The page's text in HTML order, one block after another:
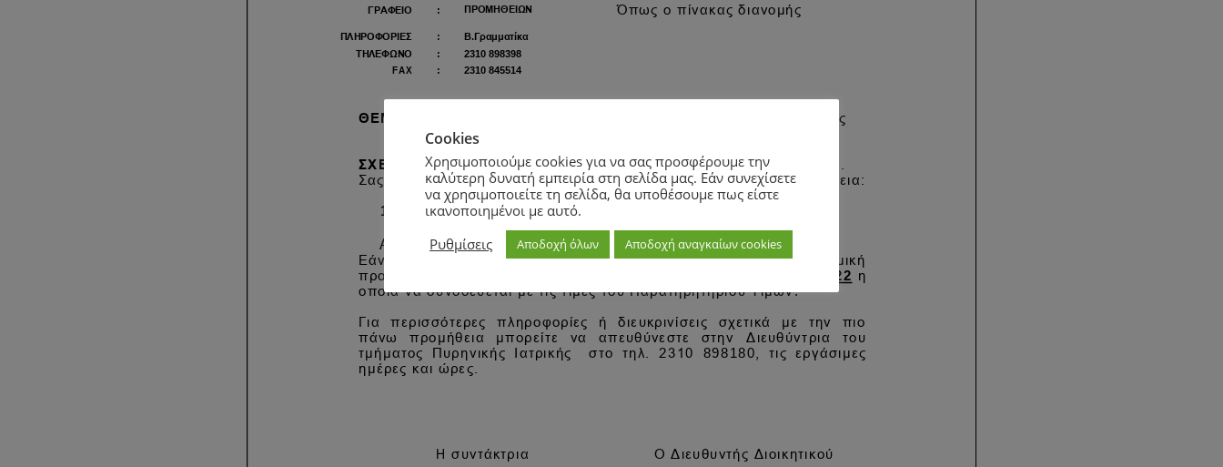
Cookies
Χρησιμοποιούμε cookies για να σας προσφέρουμε την
καλύτερη δυνατή εμπειρία στη σελίδα μας. Εάν συνεχίσετε
να χρησιμοποιείτε τη σελίδα, θα υποθέσουμε πως είστε
ικανοποιημένοι με αυτό.
Ρυθμίσεις
Αποδοχή όλων Αποδοχή αναγκαίων cookies